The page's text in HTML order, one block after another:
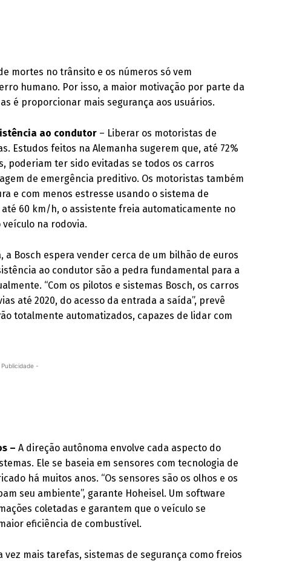
mortes no trânsito e os números só vem
humano. Por isso, a maior motivação por parte da
é proporcionar mais segurança aos usuários.
ao condutor – Liberar os motoristas de
Estudos feitos na Alemanha sugerem que, até 72%
poderiam ter sido evitadas se todos os carros
de emergência preditivo. Os motoristas também
e com menos estresse usando o sistema de
60 km/h, o assistente freia automaticamente no
na rodovia.
a Bosch espera vender cerca de um bilhão de euros
ao condutor são a pedra fundamental para a
“Com os pilotos e sistemas Bosch, os carros
até 2020, do acesso da entrada a saída”, prevê
totalmente automatizados, capazes de lidar com
-
–A direção autônoma envolve cada aspecto do
Ele se baseia em sensores com tecnologia de
há muitos anos. “Os sensores são os olhos e os
seu ambiente”, garante Hoheisel. Um software
coletadas e garantem que o veículo se
eficiência de combustível.
vez mais tarefas, sistemas de segurança como freios